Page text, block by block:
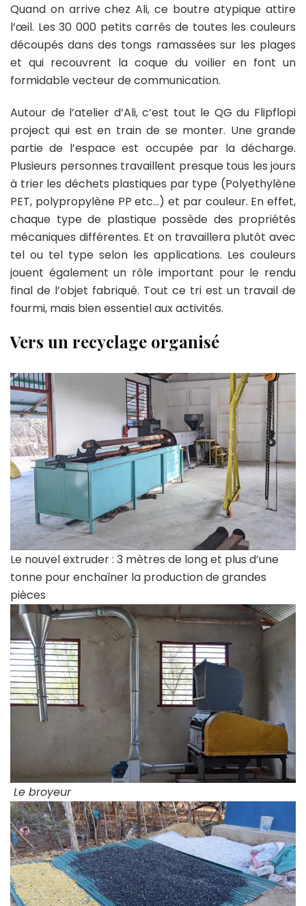
Quand on arrive chez Ali, ce boutre atypique attire
l’œil. Les 30 000 petits carrés de toutes les couleurs
découpés dans des tongs ramassées sur les plages
et qui recouvrent la coque du voilier en font un
formidable vecteur de communication.
Autour de l’atelier d’Ali, c’est tout le QG du Flipflopi
project qui est en train de se monter. Une grande
partie de l’espace est occupée par la décharge.
Plusieurs personnes travaillent presque tous les jours
à trier les déchets plastiques par type (Polyethylène
PET, polypropylène PP etc…) et par couleur. En effet,
chaque type de plastique possède des propriétés
mécaniques différentes. Et on travaillera plutôt avec
tel ou tel type selon les applications. Les couleurs
jouent également un rôle important pour le rendu
final de l’objet fabriqué. Tout ce tri est un travail de
fourmi, mais bien essentiel aux activités.
Vers un recyclage organisé
Le nouvel extruder : 3 mètres de long et plus d’une
tonne pour enchaîner la production de grandes
pièces
Le broyeur